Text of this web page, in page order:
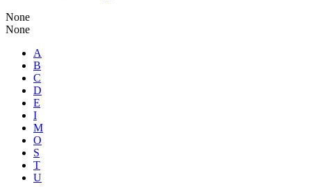
None
None
A
B
C
D
E
I
M
O
S
T
U